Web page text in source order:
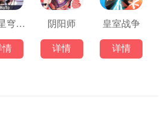
崩坏星穹铁道
情
阴阳师
详情
皇室战争
详情